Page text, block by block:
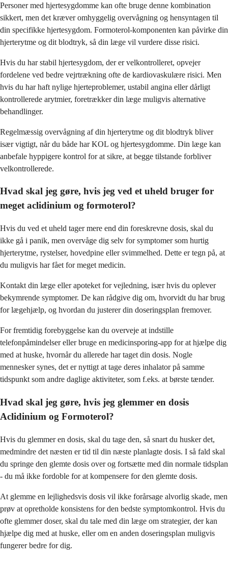
Personer med hjertesygdomme kan ofte bruge denne kombination
sikkert, men det kræver omhyggelig overvågning og hensyntagen til
din specifikke hjertesygdom. Formoterol-komponenten kan påvirke din
hjerterytme og dit blodtryk, så din læge vil vurdere disse risici.
Hvis du har stabil hjertesygdom, der er velkontrolleret, opvejer
fordelene ved bedre vejrtrækning ofte de kardiovaskulære risici. Men
hvis du har haft nylige hjerteproblemer, ustabil angina eller dårligt
kontrollerede arytmier, foretrækker din læge muligvis alternative
behandlinger.
Regelmæssig overvågning af din hjerterytme og dit blodtryk bliver
især vigtigt, når du både har KOL og hjertesygdomme. Din læge kan
anbefale hyppigere kontrol for at sikre, at begge tilstande forbliver
velkontrollerede.
Hvad skal jeg gøre, hvis jeg ved et uheld bruger for
meget aclidinium og formoterol?
Hvis du ved et uheld tager mere end din foreskrevne dosis, skal du
ikke gå i panik, men overvåge dig selv for symptomer som hurtig
hjerterytme, rystelser, hovedpine eller svimmelhed. Dette er tegn på, at
du muligvis har fået for meget medicin.
Kontakt din læge eller apoteket for vejledning, især hvis du oplever
bekymrende symptomer. De kan rådgive dig om, hvorvidt du har brug
for lægehjælp, og hvordan du justerer din doseringsplan fremover.
For fremtidig forebyggelse kan du overveje at indstille
telefonpåmindelser eller bruge en medicinsporing-app for at hjælpe dig
med at huske, hvornår du allerede har taget din dosis. Nogle
mennesker synes, det er nyttigt at tage deres inhalator på samme
tidspunkt som andre daglige aktiviteter, som f.eks. at børste tænder.
Hvad skal jeg gøre, hvis jeg glemmer en dosis
Aclidinium og Formoterol?
Hvis du glemmer en dosis, skal du tage den, så snart du husker det,
medmindre det næsten er tid til din næste planlagte dosis. I så fald skal
du springe den glemte dosis over og fortsætte med din normale tidsplan
- du må ikke fordoble for at kompensere for den glemte dosis.
At glemme en lejlighedsvis dosis vil ikke forårsage alvorlig skade, men
prøv at opretholde konsistens for den bedste symptomkontrol. Hvis du
ofte glemmer doser, skal du tale med din læge om strategier, der kan
hjælpe dig med at huske, eller om en anden doseringsplan muligvis
fungerer bedre for dig.